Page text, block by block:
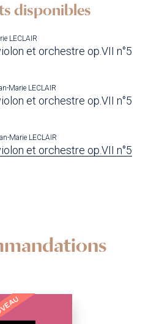
disponibles
LECLAIR
et orchestre op.VII n°5
Marie LECLAIR
et orchestre op.VII n°5
Marie LECLAIR
et orchestre op.VII n°5